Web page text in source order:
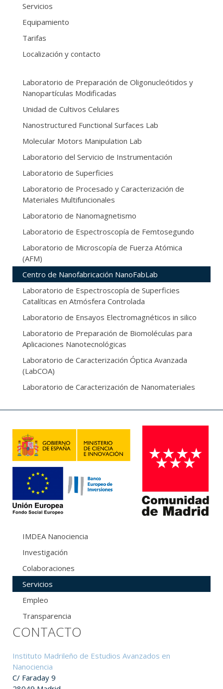
Servicios
Equipamiento
Tarifas
Localización y contacto
Laboratorio de Preparación de Oligonucleótidos y
Nanopartículas Modificadas
Unidad de Cultivos Celulares
Nanostructured Functional Surfaces Lab
Molecular Motors Manipulation Lab
Laboratorio del Servicio de Instrumentación
Laboratorio de Superficies
Laboratorio de Procesado y Caracterización de
Materiales Multifuncionales
Laboratorio de Nanomagnetismo
Laboratorio de Espectroscopía de Femtosegundo
Laboratorio de Microscopía de Fuerza Atómica
(AFM)
Centro de Nanofabricación NanoFabLab
Laboratorio de Espectroscopía de Superficies
Catalíticas en Atmósfera Controlada
Laboratorio de Ensayos Electromagnéticos in silico
Laboratorio de Preparación de Biomoléculas para
Aplicaciones Nanotecnológicas
Laboratorio de Caracterización Óptica Avanzada
(LabCOA)
Laboratorio de Caracterización de Nanomateriales
IMDEA Nanociencia
Investigación
Colaboraciones
Servicios
Empleo
Transparencia
CONTACTO
Instituto Madrileño de Estudios Avanzados en
Nanociencia
C/ Faraday 9